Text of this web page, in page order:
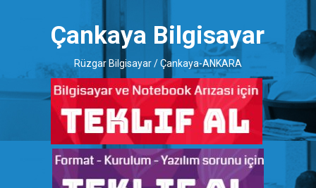
Çankaya Bilgisayar
Rüzgar Bilgisayar / Çankaya-ANKARA